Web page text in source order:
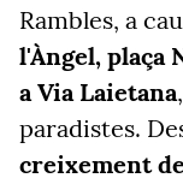
Rambles, a
l'Àngel, plaça
a Via Laietana
paradistes.
creixement